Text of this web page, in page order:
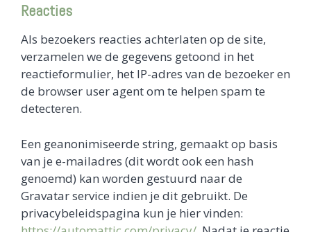
Reacties
Als bezoekers reacties achterlaten op de site,
verzamelen we de gegevens getoond in het
reactieformulier, het IP-adres van de bezoeker en
de browser user agent om te helpen spam te
detecteren.
Een geanonimiseerde string, gemaakt op basis
van je e-mailadres (dit wordt ook een hash
genoemd) kan worden gestuurd naar de
Gravatar service indien je dit gebruikt. De
privacybeleidspagina kun je hier vinden: